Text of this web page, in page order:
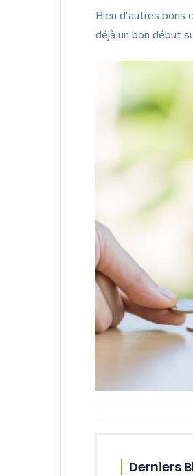
Bien d'autres bons
déjà un bon début
Derniers